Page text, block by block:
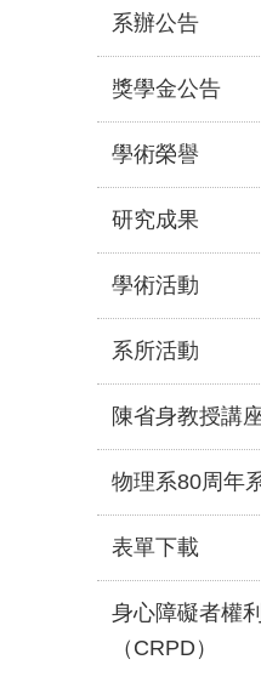
系辦公告
獎學金公告
學術榮譽
研究成果
學術活動
系所活動
陳省身教授講
物理系80周年
表單下載
身心障礙者權
（CRPD）